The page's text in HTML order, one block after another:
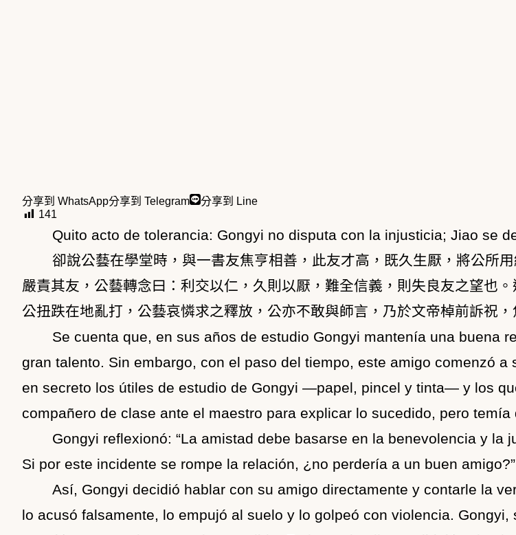
分享到 WhatsApp分享到 Telegram
分享到 Line
141
Quito acto de tolerancia: Gongyi no disputa con la injusticia; Jiao se
卻說公藝在學堂時，與一書友焦亨相善，此友才高，既久生厭，將公所
嚴責其友，公藝轉念曰：利交以仁，久則以厭，難全信義，則失良友之望也
公扭跌在地亂打，公藝哀憐求之釋放，公亦不敢與師言，乃於文帝棹前訴祝，
Se cuenta que, en sus años de estudio Gongyi mantenía una buena
gran talento. Sin embargo, con el paso del tiempo, este amigo comenzó
en secreto los útiles de estudio de Gongyi —papel, pincel y tinta— y los
compañero de clase ante el maestro para explicar lo sucedido, pero
Gongyi reflexionó: “La amistad debe basarse en la benevolencia y
Si por este incidente se rompe la relación, ¿no perdería a un buen amigo?”
Así, Gongyi decidió hablar con su amigo directamente y contarle la
lo acusó falsamente, lo empujó al suelo y lo golpeó con violencia.